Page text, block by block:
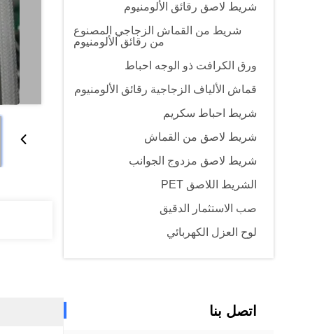
شريط لاصق رقائق الألومنيوم
شريط من القماش الزجاجي المصنوع
من رقائق الألومنيوم
ورق الكرافت ذو الوجه احباط
قماش الألياف الزجاجية رقائق الألومنيوم
شريط احباط سكريم
شريط لاصق من القماش
شريط لاصق مزدوج الجوانب
الشريط اللاصق PET
صب الاستثمار الدقيق
لوح العزل الكهربائي
اتصل بنا